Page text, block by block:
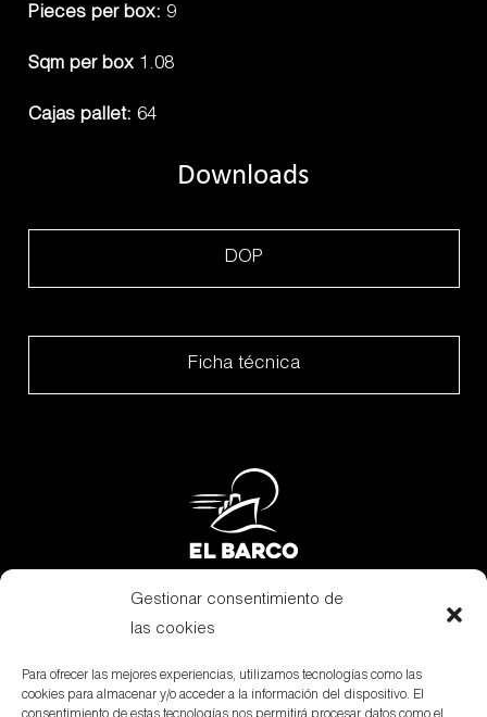
Gestionar consentimiento de
las cookies
Para ofrecer las mejores experiencias, utilizamos tecnologías como las
cookies para almacenar y/o acceder a la información del dispositivo. El
Pieces per box: 9
Sqm per box 1.08
Cajas pallet: 64
Downloads
DOP
Ficha técnica
Subsidies
Aviso Legal